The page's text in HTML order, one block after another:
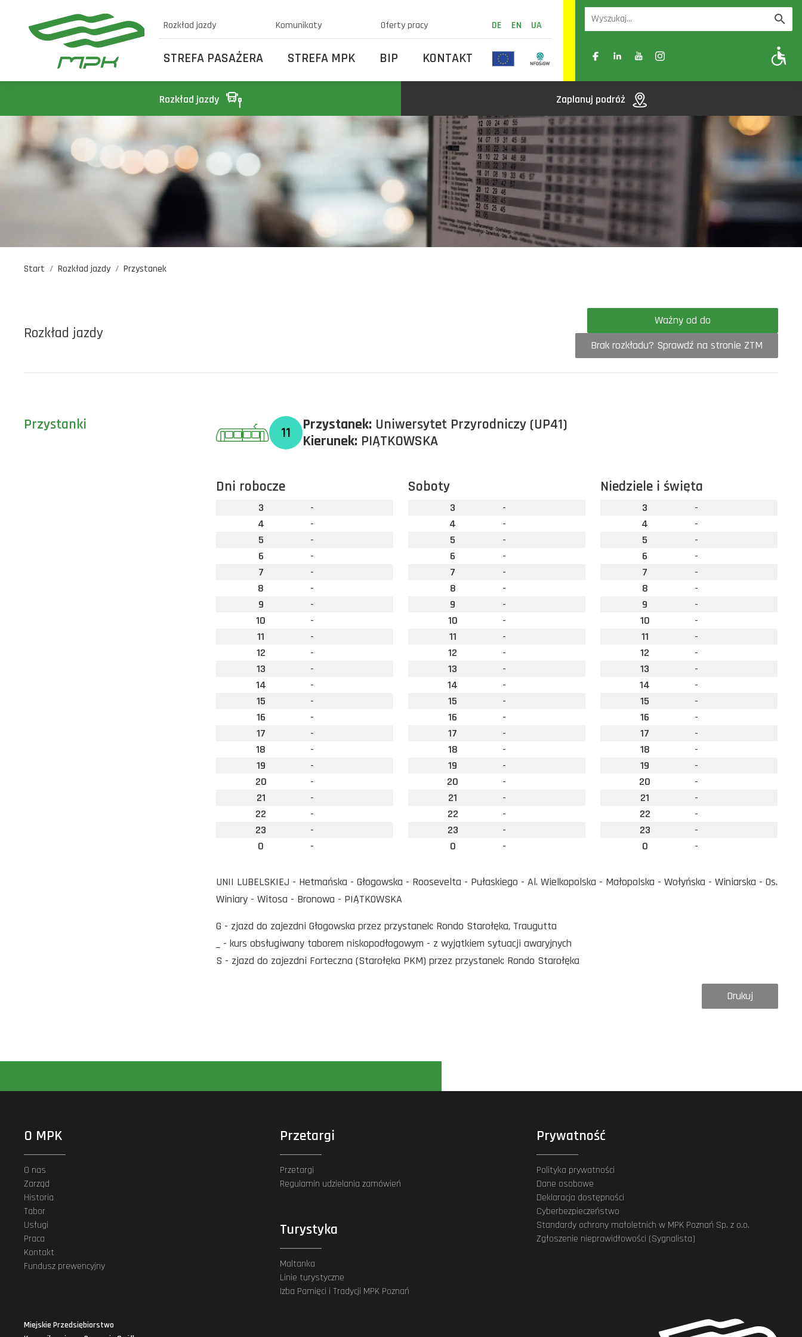
Rozkład jazdy Komunikaty Oferty pracy DE EN UA
STREFA PASAŻERA STREFA MPK BIP KONTAKT A- A A+
Rozkład jazdy Zaplanuj podróż
Start Rozkład jazdy Przystanek
Rozkład jazdy
Ważny od do
Brak rozkładu? Sprawdź na stronie ZTM
Przystanki 11 Przystanek: Uniwersytet Przyrodniczy (UP41)
Kierunek: PIĄTKOWSKA
Dni robocze
3
-
4
-
5
-
6
-
7
-
8
-
9
-
10
-
11
-
12
-
13
-
14
-
15
-
16
-
17
-
18
-
19
-
20
-
21
-
22
-
23
-
0
-
Soboty
3
-
4
-
5
-
6
-
7
-
8
-
9
-
10
-
11
-
12
-
13
-
14
-
15
-
16
-
17
-
18
-
19
-
20
-
21
-
22
-
23
-
0
-
Niedziele i święta
3
-
4
-
5
-
6
-
7
-
8
-
9
-
10
-
11
-
12
-
13
-
14
-
15
-
16
-
17
-
18
-
19
-
20
-
21
-
22
-
23
-
0
-
UNII LUBELSKIEJ - Hetmańska - Głogowska - Roosevelta - Pułaskiego - Al. Wielkopolska - Małopolska - Wołyńska - Winiarska - Os.
Winiary - Witosa - Bronowa - PIĄTKOWSKA
G - zjazd do zajezdni Głogowska przez przystanek: Rondo Starołęka, Traugutta
_ - kurs obsługiwany taborem niskopodłogowym - z wyjątkiem sytuacji awaryjnych
S - zjazd do zajezdni Forteczna (Starołęka PKM) przez przystanek: Rondo Starołęka
Drukuj
O MPK
O nas
Zarząd
Historia
Tabor
Usługi
Praca
Kontakt
Fundusz prewencyjny
Przetargi
Przetargi
Regulamin udzielania zamówień
Turystyka
Maltanka
Linie turystyczne
Izba Pamięci i Tradycji MPK Poznań
Prywatność
Polityka prywatności
Dane osobowe
Deklaracja dostępności
Cyberbezpieczeństwo
Standardy ochrony małoletnich w MPK Poznań Sp. z o.o.
Zgłoszenie nieprawidłowości (Sygnalista)
Miejskie Przedsiębiorstwo